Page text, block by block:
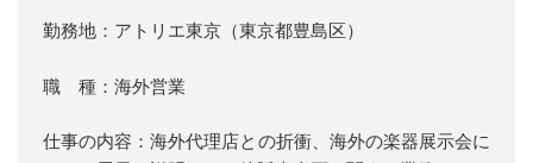
勤務地：アトリエ東京（東京都豊島区）
職 種：海外営業
仕事の内容：海外代理店との折衝、海外の楽器展示会に